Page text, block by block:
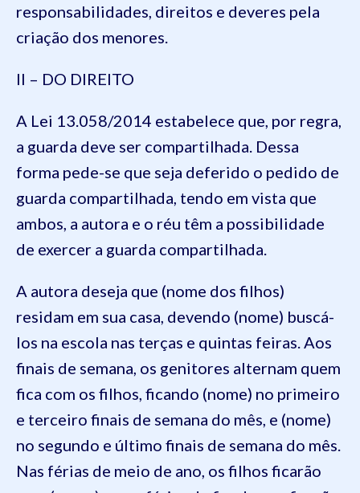
responsabilidades, direitos e deveres pela
criação dos menores.
II – DO DIREITO
A Lei 13.058/2014 estabelece que, por regra,
a guarda deve ser compartilhada. Dessa
forma pede-se que seja deferido o pedido de
guarda compartilhada, tendo em vista que
ambos, a autora e o réu têm a possibilidade
de exercer a guarda compartilhada.
A autora deseja que (nome dos filhos)
residam em sua casa, devendo (nome) buscá-
los na escola nas terças e quintas feiras. Aos
finais de semana, os genitores alternam quem
fica com os filhos, ficando (nome) no primeiro
e terceiro finais de semana do mês, e (nome)
no segundo e último finais de semana do mês.
Nas férias de meio de ano, os filhos ficarão